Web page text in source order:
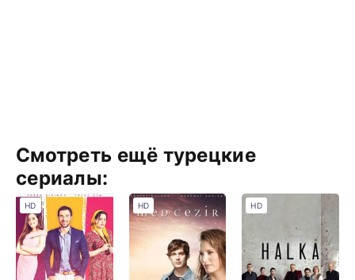
Смотреть ещё турецкие
сериалы:
HD HD HD